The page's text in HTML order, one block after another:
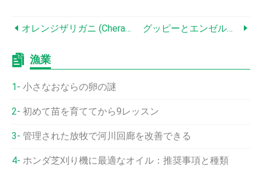
オレンジザリガニ (Cherax Holthuisi):専門家のケア、食事、飼育ガイド グッピーとエンゼルフィッシュは共存できるのでしょうか？互換性に関する専門家の洞察
漁業
小さなおならの卵の謎
初めて苗を育ててから9レッスン
管理された放牧で河川回廊を改善できる
ホンダ芝刈り機に最適なオイル：推奨事項と種類